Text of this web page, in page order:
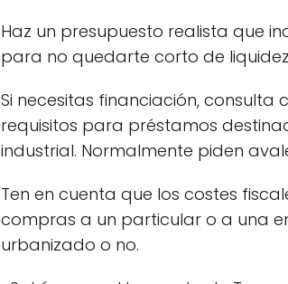
Haz un presupuesto realista que
para no quedarte corto de
Si necesitas financiación,
requisitos para préstamos
industrial. Normalmente piden
Ten en cuenta que los costes
compras a un particular o a una
urbanizado o no.